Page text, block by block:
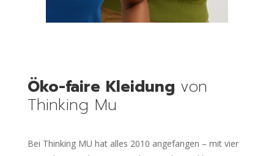
Öko-faire Kleidung von
Thinking Mu
Bei Thinking MU hat alles 2010 angefangen – mit vier